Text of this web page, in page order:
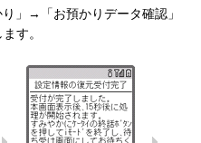
」→「お預かりデータ確認」
す。